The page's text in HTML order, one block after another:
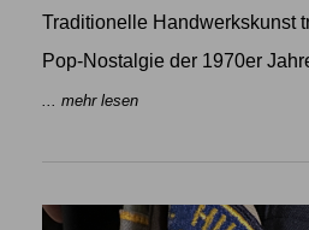
Traditionelle Handwerkskunst
Pop-Nostalgie der 1970er
... mehr lesen